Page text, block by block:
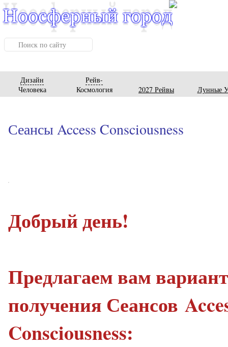
Дизайн
Человека
Рейв-
Космология
2027 Рейвы Лунные
Сеансы Access Consciousness
Добрый день!
Предлагаем вам
получения Сеансов
Consciousness: